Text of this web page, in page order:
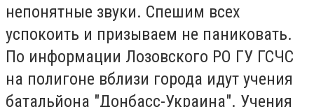
непонятные звуки. Спешим всех
успокоить и призываем не паниковать.
По информации Лозовского РО ГУ ГСЧС
на полигоне вблизи города идут учения
батальйона "Донбасс-Украина". Учения